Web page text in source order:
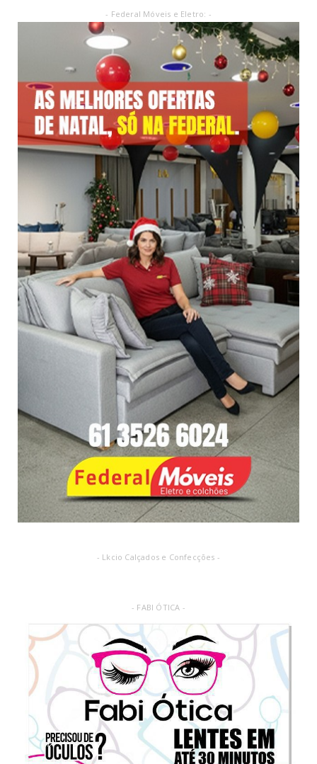
- Federal Móveis e Eletro: -
- Lkcio Calçados e Confecções -
- FABI ÓTICA -